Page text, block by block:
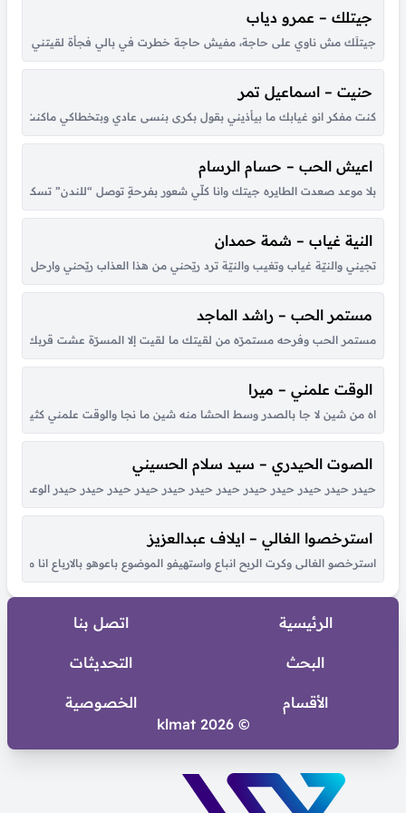
جيتلك – عمرو دياب
جيتلَك مش ناوي على حاجة، مفيش حاجة خطرت في بالي فجأة لقيتني قدام
حنيت – اسماعيل تمر
كنت مفكر انو غيابك ما بيأذيني بقول بكرى بنسى عادي وبتخطاكي ماكنت
اعيش الحب – حسام الرسام
بلا موعد صعدت الطايره جيتك وانا كلّي شعور بفرحةٍ توصل “للندن”
النية غياب – شمة حمدان
تجيني والنيّة غياب وتغيب والنيّة ترد ريّحني من هذا العذاب ريّحني وارحل
مستمر الحب – راشد الماجد
مستمر الحب وفرحه مستمرّه من لقيتك ما لقيت إلا المسرّة عشت قربك
الوقت علمني – ميرا
اه من شين لا جا بالصدر وسط الحشا منه شين ما نجا والوقت علمني كثير
الصوت الحيدري – سيد سلام الحسيني
حيدر حيدر حيدر حيدر حيدر حيدر حيدر حيدر حيدر حيدر حيدر حيدر الوعد
استرخصوا الغالي – ايلاف عبدالعزيز
استرخصو الغالى وكرت الربح انباع واستهيفو الموضوع باعوهو بالارباع انا
الرئيسية اتصل بنا
البحث التحديثات
الأقسام
الخصوصية
© 2026 klmat